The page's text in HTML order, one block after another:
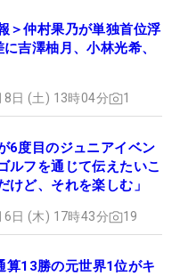
＞仲村果乃が単独首位浮
吉澤柚月、小林光希、
日 (土) 13時04分 1
6度目のジュニアイベン
ルフを通じて伝えたいこ
けど、それを楽しむ」
日 (木) 17時43分 19
算13勝の元世界1位がキ